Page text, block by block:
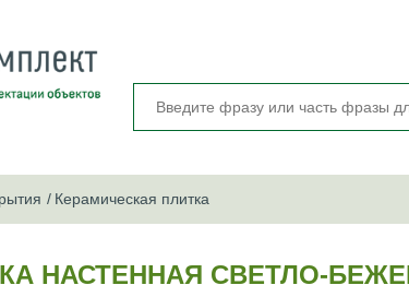
Керамическая плитка
НАСТЕННАЯ СВЕТЛО-